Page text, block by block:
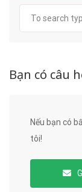
Bạn có câu
Nếu bạn có
tôi!